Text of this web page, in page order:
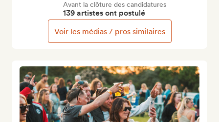
Avant la clôture des candidatures
139 artistes ont postulé
Voir les médias / pros similaires